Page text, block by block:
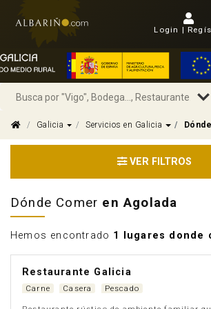
Login |
Galicia Dropdown
Servicios en Galicia Dropdown
VER FILTROS
Dónde Comer en Agolada
Hemos encontrado 1 lugares donde
Restaurante Galicia
Carne Casera Pescado